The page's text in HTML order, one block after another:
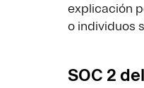
explicación
o individuos
SOC 2